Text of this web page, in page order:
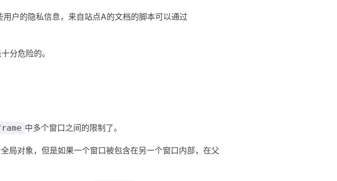
户的隐私信息，来自站点A的文档的脚本可以通过
分危险的。
中多个窗口之间的限制了。
局对象，但是如果一个窗口被包含在另一个窗口内部，在父